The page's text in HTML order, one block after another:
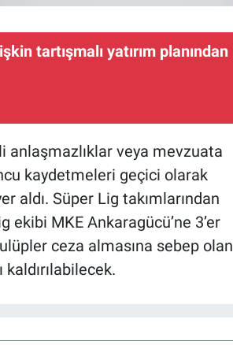
tartışmalı yatırım planından
anlaşmazlıklar veya mevzuata
kaydetmeleri geçici olarak
aldı. Süper Lig takımlarından
ekibi MKE Ankaragücü’ne 3’er
ceza almasına sebep olan